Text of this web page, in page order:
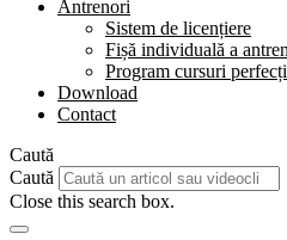
Antrenori
Sistem de licențiere
Fișă individuală a
Program cursuri
Download
Contact
Caută
Caută
Close this search box.